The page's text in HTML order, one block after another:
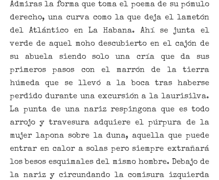
Admiras la forma que toma el poema de su pómulo
derecho, una curva como la que deja el lametón
del Atlántico en La Habana. Ahí se junta el
verde de aquel moho descubierto en el cajón de
su abuela siendo solo una cría que da sus
primeros pasos con el marrón de la tierra
húmeda que se llevó a la boca tras haberse
perdido durante una excursión a la laurisilva.
La punta de una nariz respingona que es todo
arrojo y travesura adquiere el púrpura de la
mujer lapona sobre la duna, aquella que puede
entrar en calor a solas pero siempre extrañará
los besos esquimales del mismo hombre. Debajo de
la nariz y circundando la comisura izquierda